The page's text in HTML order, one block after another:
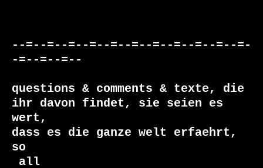
--=--=--=--=--=--=--=--=--=--=--=-
-=--=--=--
questions & comments & texte, die
ihr davon findet, sie seien es
wert,
dass es die ganze welt erfaehrt,